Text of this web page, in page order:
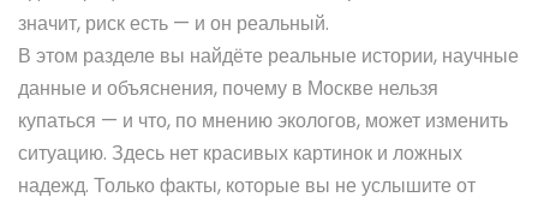
значит, риск есть — и он реальный.
В этом разделе вы найдёте реальные истории, научные
данные и объяснения, почему в Москве нельзя
купаться — и что, по мнению экологов, может изменить
ситуацию. Здесь нет красивых картинок и ложных
надежд. Только факты, которые вы не услышите от